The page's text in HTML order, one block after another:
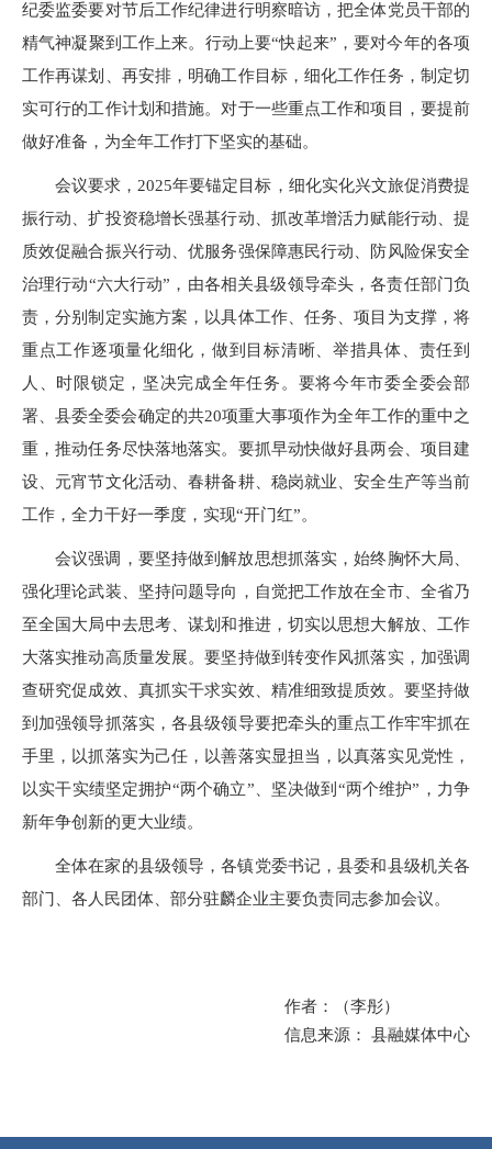
纪委监委要对节后工作纪律进行明察暗访，把全体党员干部的
精气神凝聚到工作上来。行动上要“快起来”，要对今年的各项
工作再谋划、再安排，明确工作目标，细化工作任务，制定切
实可行的工作计划和措施。对于一些重点工作和项目，要提前
做好准备，为全年工作打下坚实的基础。
会议要求，2025年要锚定目标，细化实化兴文旅促消费提
振行动、扩投资稳增长强基行动、抓改革增活力赋能行动、提
质效促融合振兴行动、优服务强保障惠民行动、防风险保安全
治理行动“六大行动”，由各相关县级领导牵头，各责任部门负
责，分别制定实施方案，以具体工作、任务、项目为支撑，将
重点工作逐项量化细化，做到目标清晰、举措具体、责任到
人、时限锁定，坚决完成全年任务。要将今年市委全委会部
署、县委全委会确定的共20项重大事项作为全年工作的重中之
重，推动任务尽快落地落实。要抓早动快做好县两会、项目建
设、元宵节文化活动、春耕备耕、稳岗就业、安全生产等当前
工作，全力干好一季度，实现“开门红”。
会议强调，要坚持做到解放思想抓落实，始终胸怀大局、
强化理论武装、坚持问题导向，自觉把工作放在全市、全省乃
至全国大局中去思考、谋划和推进，切实以思想大解放、工作
大落实推动高质量发展。要坚持做到转变作风抓落实，加强调
查研究促成效、真抓实干求实效、精准细致提质效。要坚持做
到加强领导抓落实，各县级领导要把牵头的重点工作牢牢抓在
手里，以抓落实为己任，以善落实显担当，以真落实见党性，
以实干实绩坚定拥护“两个确立”、坚决做到“两个维护”，力争
新年争创新的更大业绩。
全体在家的县级领导，各镇党委书记，县委和县级机关各
部门、各人民团体、部分驻麟企业主要负责同志参加会议。
作者：（李彤）
信息来源： 县融媒体中心